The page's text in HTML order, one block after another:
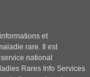
et
rare. Il est
national
Rares Info Services